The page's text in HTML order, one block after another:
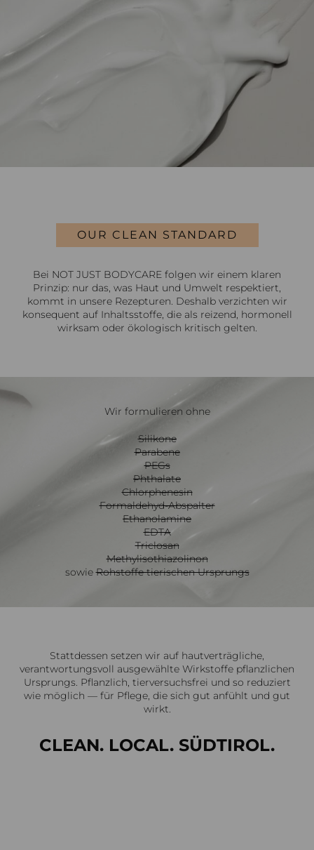
OUR CLEAN STANDARD
Bei NOT JUST BODYCARE folgen wir einem klaren
Prinzip: nur das, was Haut und Umwelt respektiert,
kommt in unsere Rezepturen. Deshalb verzichten wir
konsequent auf Inhaltsstoffe, die als reizend, hormonell
wirksam oder ökologisch kritisch gelten.
Wir formulieren ohne
Silikone
Parabene
PEGs
Phthalate
Chlorphenesin
Formaldehyd-Abspalter
Ethanolamine
EDTA
Triclosan
Methylisothiazolinon
sowieRohstoffe tierischen Ursprungs
Stattdessen setzen wir auf hautverträgliche,
verantwortungsvoll ausgewählte Wirkstoffe pflanzlichen
Ursprungs. Pflanzlich, tierversuchsfrei und so reduziert
wie möglich — für Pflege, die sich gut anfühlt und gut
wirkt.
CLEAN. LOCAL. SÜDTIROL.